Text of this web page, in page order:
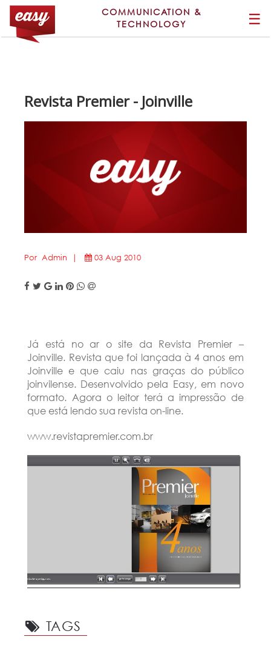
COMMUNICATION &
TECHNOLOGY
☰
Revista Premier - Joinville
Por Admin | 03 Aug 2010
Já está no ar o site da Revista Premier –
Joinville. Revista que foi lançada à 4 anos em
Joinville e que caiu nas graças do público
joinvilense. Desenvolvido pela Easy, em novo
formato. Agora o leitor terá a impressão de
que está lendo sua revista on-line.
www.revistapremier.com.br
TAGS